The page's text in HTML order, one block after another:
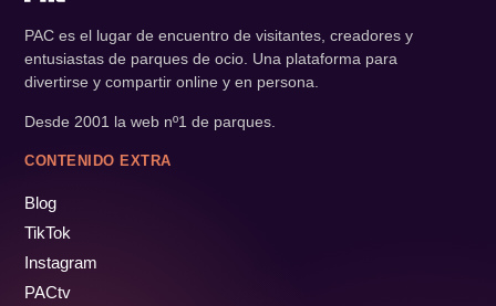
PAC es el lugar de encuentro de visitantes, creadores y
entusiastas de parques de ocio. Una plataforma para
divertirse y compartir online y en persona.
Desde 2001 la web nº1 de parques.
CONTENIDO EXTRA
Blog
TikTok
Instagram
PACtv